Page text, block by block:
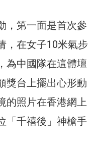
，第一面是首次參
，在女子10米氣步
為中國隊在這體壇
獎台上擺出心形動
的照片在香港網上
「千禧後」神槍手